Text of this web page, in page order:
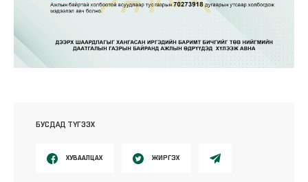
БУСДАД ТҮГЭЭХ
ХУВААЛЦАХ ЖИРГЭХ